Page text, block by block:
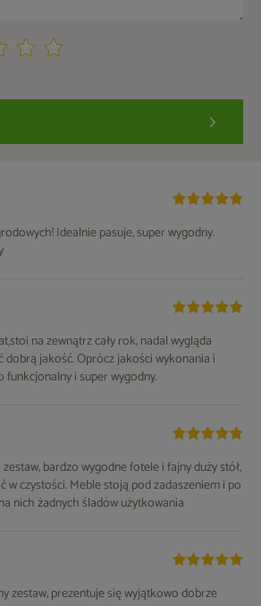
Idealnie pasuje, super wygodny.
na zewnątrz cały rok, nadal wygląda
dobrą jakość. Oprócz jakości wykonania i
funkcjonalny i super wygodny.
bardzo wygodne fotele i fajny duży stół,
w czystości. Meble stoją pod zadaszeniem i po
nich żadnych śladów użytkowania
zestaw, prezentuje się wyjątkowo dobrze